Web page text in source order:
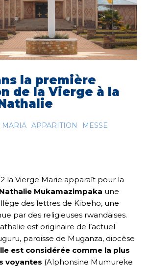
la première
de la Vierge à la
MARIA APPARITION
MESSE
la Vierge Marie apparaît pour la
Nathalie Mukamazimpaka une
des lettres de Kibeho, une
par des religieuses rwandaises.
est originaire de l’actuel
paroisse de Muganza, diocèse
est considérée comme la plus
voyantes (Alphonsine Mumureke